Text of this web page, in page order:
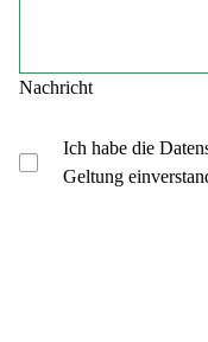
Nachricht
Ich habe die
Geltung